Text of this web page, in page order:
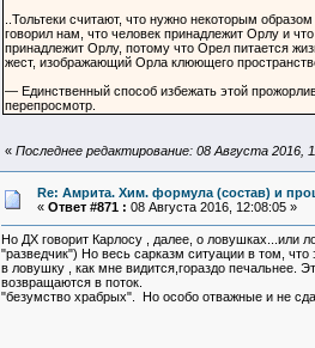
..Тольтеки считают, что нужно некоторым
говорил нам, что человек принадлежит Орлу и
принадлежит Орлу, потому что Орел питается
жест, изображающий Орла клюющего
— Единственный способ избежать этой
перепросмотр.
« Последнее редактирование: 08 Августа 2016,
Re: Амрита. Хим. формула (состав) и
« Ответ #871 : 08 Августа 2016, 12:08:05 »
Но ДХ говорит Карлосу , далее, о ловушках...или
"разведчик") Но весь сарказм ситуации в том,
в ловушку , как мне видится,гораздо печальнее.
возвращаются в поток.
"безумство храбрых". Но особо отважные и не